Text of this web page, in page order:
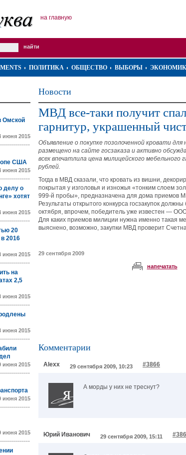
на главную
ПОЛИТИКА ОБЩЕСТВО ВЫБОРЫ
Омской
июня 2015
США
июня 2015
делу о
хотят
июня 2015
20
2016
июня 2015
на
2,5
июня 2015
июня 2015
июня 2015
июня 2015
июня 2015
Новости
МВД все-таки получит
гарнитур, украшенный
Объявление о покупке позолоченной кровати
размещено на сайте госзаказа и активно
всех впечатлила цена милицейского мебельного
рублей.
Тогда в МВД сказали, что кровать из вишни,
покрытая у изголовья и изножья «тонким слоем
999-й пробы», предназначена для дома приемов
Результаты открытого конкурса госзакупок
октября, впрочем, победитель уже известен —
Для каких приемов милиции нужна именно такая
выяснено, возможно, закупки МВД проверит
29 сентября 2009
напечатать
Комментарии
Alexx 29 сентября 2009, 10:23 #3866
А морды у них не треснут?
Юрий Иванович 29 сентября 2009, 15:11